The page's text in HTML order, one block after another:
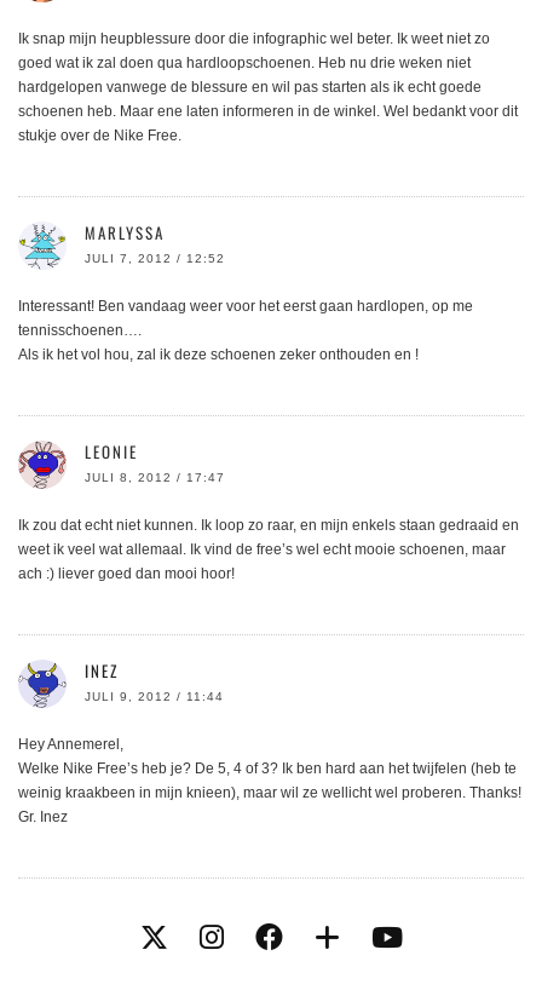
Ik snap mijn heupblessure door die infographic wel beter. Ik weet niet zo
goed wat ik zal doen qua hardloopschoenen. Heb nu drie weken niet
hardgelopen vanwege de blessure en wil pas starten als ik echt goede
schoenen heb. Maar ene laten informeren in de winkel. Wel bedankt voor dit
stukje over de Nike Free.
MARLYSSA
JULI 7, 2012 / 12:52
Interessant! Ben vandaag weer voor het eerst gaan hardlopen, op me
tennisschoenen….
Als ik het vol hou, zal ik deze schoenen zeker onthouden en !
LEONIE
JULI 8, 2012 / 17:47
Ik zou dat echt niet kunnen. Ik loop zo raar, en mijn enkels staan gedraaid en
weet ik veel wat allemaal. Ik vind de free’s wel echt mooie schoenen, maar
ach :) liever goed dan mooi hoor!
INEZ
JULI 9, 2012 / 11:44
Hey Annemerel,
Welke Nike Free’s heb je? De 5, 4 of 3? Ik ben hard aan het twijfelen (heb te
weinig kraakbeen in mijn knieen), maar wil ze wellicht wel proberen. Thanks!
Gr. Inez